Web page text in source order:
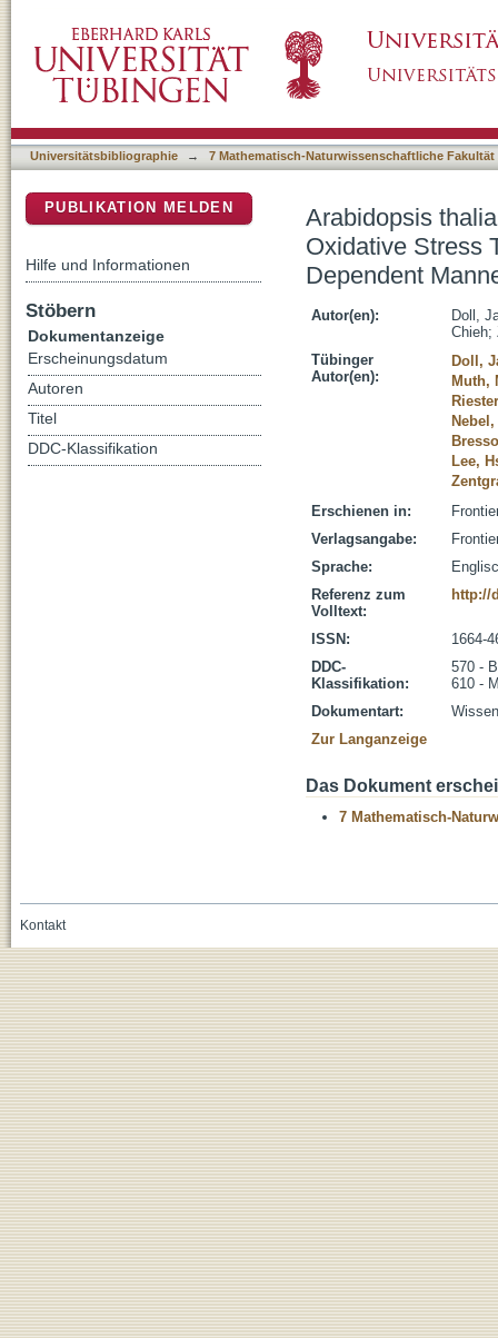
Regulates Senescence in a Redox-
Universitätsbibliographie → 7 Mathematisch-Naturwissenschaftliche Fakultät
Arabidopsis
Oxidative Stress
Dependent
Autor(en):
Doll,
Chieh;
Tübinger
Autor(en):
Doll,
Muth,
Lee,
Erschienen in:
Verlagsangabe:
Sprache:
Referenz zum
Volltext:
http://
ISSN:
1664-
DDC-
Klassifikation:
570 -
610 -
Dokumentart:
Zur Langanzeige
Das Dokument
7 Mathematisch-
PUBLIKATION MELDEN
Hilfe und Informationen
Stöbern
Dokumentanzeige
Erscheinungsdatum
Autoren
Titel
DDC-Klassifikation
Kontakt